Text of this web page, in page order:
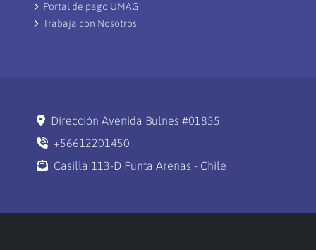
Portal de pago UMAG
Trabaja con Nosotros
Dirección Avenida Bulnes #01855
+56612201450
Casilla 113-D Punta Arenas - Chile